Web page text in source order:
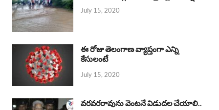
July 15, 2020
ఈ రోజు తెలంగాణ వ్యాప్తంగా ఎన్ని
కేసులంటే
July 15, 2020
వరవరరావును వెంటనే విడుదల చేయాలి..